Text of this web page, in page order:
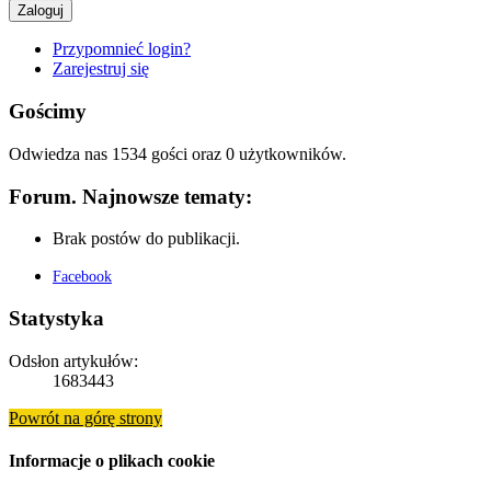
Zaloguj
Przypomnieć login?
Zarejestruj się
Gościmy
Odwiedza nas 1534 gości oraz 0 użytkowników.
Forum. Najnowsze tematy:
Brak postów do publikacji.
Facebook
Statystyka
Odsłon artykułów:
1683443
Powrót na górę strony
Informacje o plikach cookie